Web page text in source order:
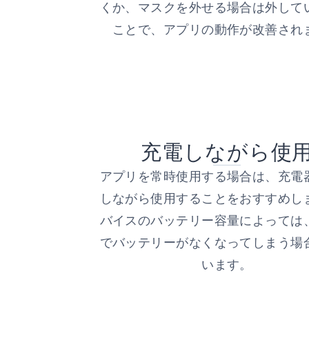
くか、マスクを外せる場合は外して
ことで、アプリの動作が改善され
充電しながら使
アプリを常時使用する場合は、充電
しながら使用することをおすすめし
バイスのバッテリー容量によっては
でバッテリーがなくなってしまう場
います。